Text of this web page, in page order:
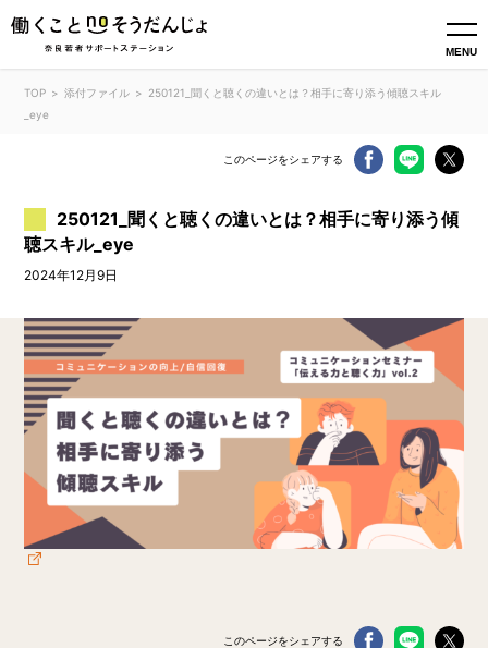
MENU
TOP 添付ファイル
250121_聞くと聴くの違いとは？相手に寄り添う傾聴スキル
_eye
このページをシェアする
250121_聞くと聴くの違いとは？相手に寄り添う傾
聴スキル_eye
2024年12月9日
このページをシェアする